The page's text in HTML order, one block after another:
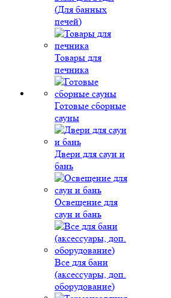
(Для банных
печей)
Товары для
печника
Готовые сборные
сауны
Двери для саун и
бань
Освещение для
саун и бань
Все для бани
(аксессуары, доп.
оборудование)